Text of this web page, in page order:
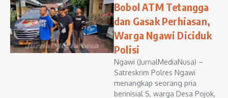
Bobol ATM Tetangga
dan Gasak Perhiasan,
Warga Ngawi Diciduk
Polisi
Ngawi (JurnalMediaNusa) –
Satreskrim Polres Ngawi
menangkap seorang pria
berinisial S, warga Desa Pojok,